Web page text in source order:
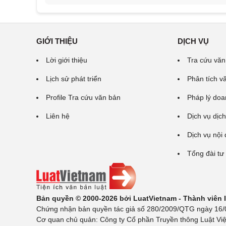
GIỚI THIỆU
Lời giới thiệu
Lịch sử phát triển
Profile Tra cứu văn bản
Liên hệ
DỊCH VỤ
Tra cứu
Phân tích
Pháp lý
Dịch vụ
Dịch vụ nội
Tổng đài tư
Bản quyền © 2000-2026 bởi LuatVietnam - Thành viên
Chứng nhận bản quyền tác giả số 280/2009/QTG ngày
Cơ quan chủ quản: Công ty Cổ phần Truyền thông Luật